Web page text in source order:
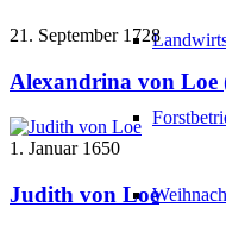
21. September 1728
Alexandrina von
1. Januar 1650
Judith von Loe